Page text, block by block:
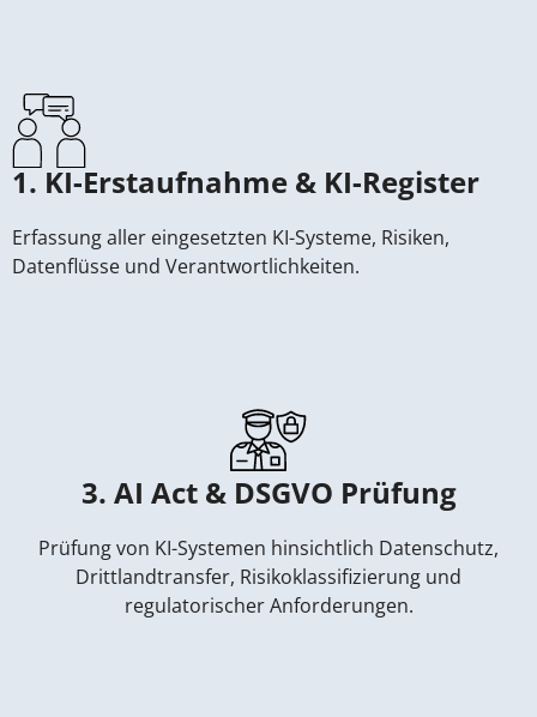
1. KI-Erstaufnahme & KI-Register
Erfassung aller eingesetzten KI-Systeme, Risiken,
Datenflüsse und Verantwortlichkeiten.
3. AI Act & DSGVO Prüfung
Prüfung von KI-Systemen hinsichtlich Datenschutz,
Drittlandtransfer, Risikoklassifizierung und
regulatorischer Anforderungen.